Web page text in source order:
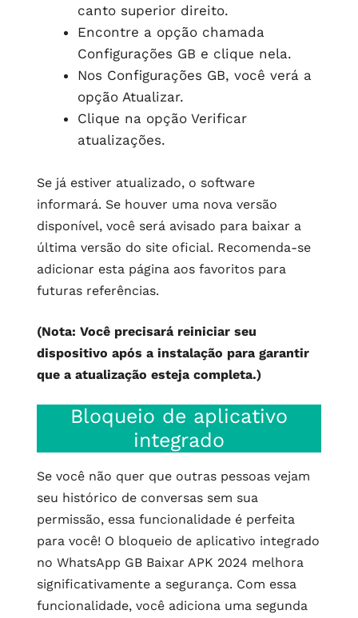
canto superior direito.
Encontre a opção chamada
Configurações GB e clique nela.
Nos Configurações GB, você verá a
opção Atualizar.
Clique na opção Verificar
atualizações.
Se já estiver atualizado, o software
informará. Se houver uma nova versão
disponível, você será avisado para baixar a
última versão do site oficial. Recomenda-se
adicionar esta página aos favoritos para
futuras referências.
(Nota: Você precisará reiniciar seu
dispositivo após a instalação para garantir
que a atualização esteja completa.)
Bloqueio de aplicativo
integrado
Se você não quer que outras pessoas vejam
seu histórico de conversas sem sua
permissão, essa funcionalidade é perfeita
para você! O bloqueio de aplicativo integrado
no WhatsApp GB Baixar APK 2024 melhora
significativamente a segurança. Com essa
funcionalidade, você adiciona uma segunda